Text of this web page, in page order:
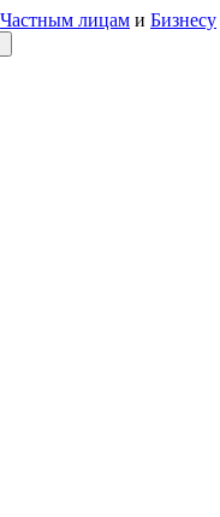
Частным лицам и Бизнесу